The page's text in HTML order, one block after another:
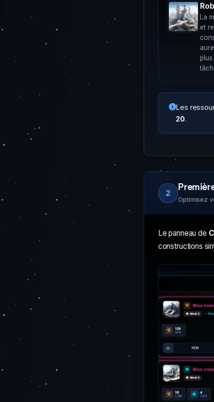
La
et
Les
20.
2
Optimisez
Le panneau de
constructions